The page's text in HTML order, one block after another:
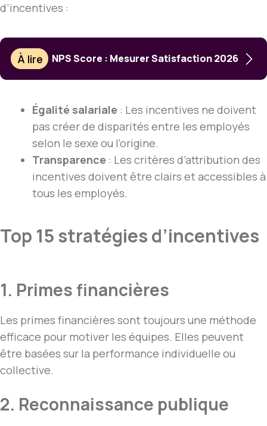
d’incentives :
À lire NPS Score : Mesurer Satisfaction 2026
Égalité salariale : Les incentives ne doivent
pas créer de disparités entre les employés
selon le sexe ou l’origine.
Transparence : Les critères d’attribution des
incentives doivent être clairs et accessibles à
tous les employés.
Top 15 stratégies d’incentives
1. Primes financières
Les primes financières sont toujours une méthode
efficace pour motiver les équipes. Elles peuvent
être basées sur la performance individuelle ou
collective.
2. Reconnaissance publique